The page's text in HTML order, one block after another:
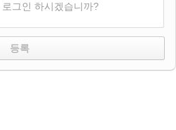
그인 하시겠습니까?